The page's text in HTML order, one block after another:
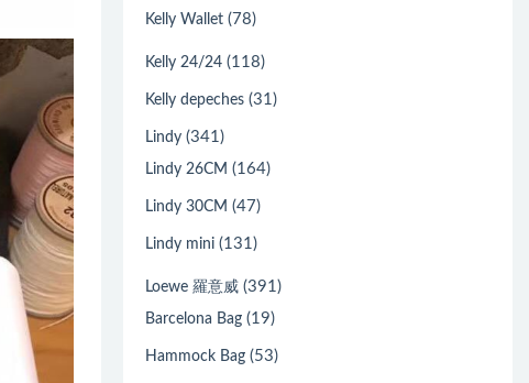
Kelly Wallet (78)
Kelly 24/24 (118)
Kelly depeches (31)
Lindy (341)
Lindy 26CM (164)
Lindy 30CM (47)
Lindy mini (131)
Loewe 羅意威 (391)
Barcelona Bag (19)
Hammock Bag (53)